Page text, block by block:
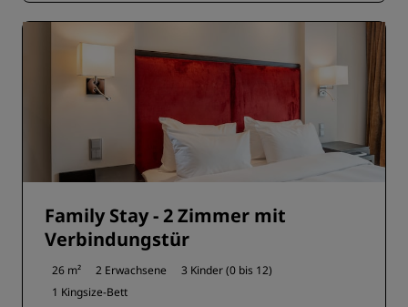
Family Stay - 2 Zimmer mit
Verbindungstür
26 m² 2 Erwachsene
3 Kinder (0 bis 12)
1 Kingsize-Bett